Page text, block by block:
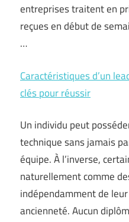
entreprises traitent en
reçues en début de
…
Caractéristiques d’un
clés pour réussir
Un individu peut
technique sans jamais
équipe. À l’inverse,
naturellement comme
indépendamment de
ancienneté. Aucun